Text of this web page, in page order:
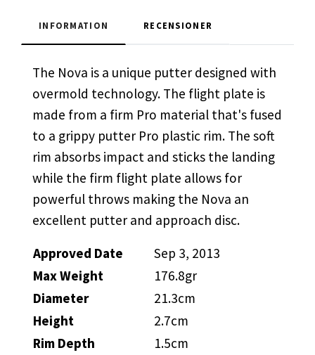
INFORMATION RECENSIONER
The Nova is a unique putter designed with
overmold technology. The flight plate is
made from a firm Pro material that's fused
to a grippy putter Pro plastic rim. The soft
rim absorbs impact and sticks the landing
while the firm flight plate allows for
powerful throws making the Nova an
excellent putter and approach disc.
Approved Date
Sep 3, 2013
Max Weight
176.8gr
Diameter
21.3cm
Height
2.7cm
Rim Depth
1.5cm